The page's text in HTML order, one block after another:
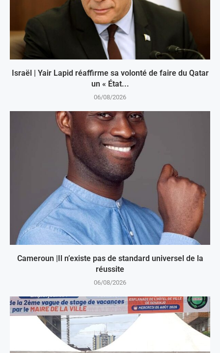
Israël | Yair Lapid réaffirme sa volonté de faire du Qatar
un « État...
06/08/2026
Cameroun |Il n’existe pas de standard universel de la
réussite
06/08/2026